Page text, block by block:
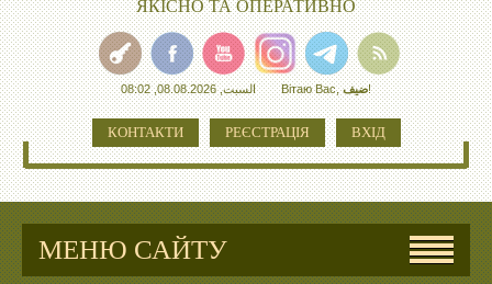
ЯКІСНО ТА ОПЕРАТИВНО
السبت, 08.08.2026, 08:02 Вітаю Вас,ضيف!
КОНТАКТИ РЕЄСТРАЦІЯ ВХІД
МЕНЮ САЙТУ